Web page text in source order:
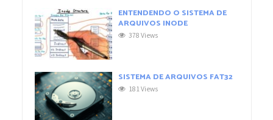
ENTENDENDO O SISTEMA DE
ARQUIVOS INODE
378 Views
SISTEMA DE ARQUIVOS FAT32
181 Views